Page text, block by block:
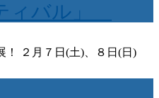
ィバル」
！ ２月７日(土)、８日(日)